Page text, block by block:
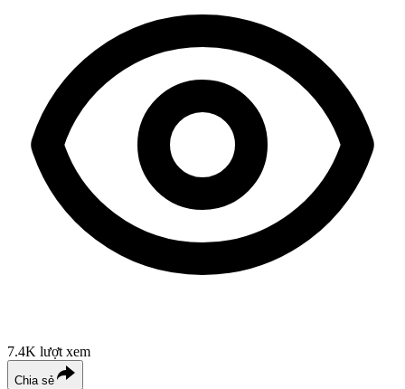
7.4K lượt xem
Chia sẻ